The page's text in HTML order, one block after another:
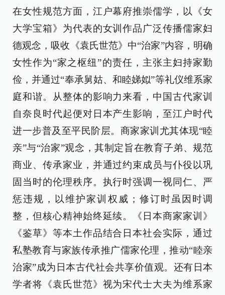
在女性规范方面，江户幕府推崇儒学，以《女
大学宝箱》为代表的女训作品广泛传播儒家妇
德观念，吸收《袁氏世范》中“治家”内容，明确
女性作为“家之枢纽”的责任，主张主妇持家勤
俭，并通过“奉承舅姑、和睦娣姒”等礼仪维系家
庭和谐。从整体的影响力来看，中国古代家训
自奈良时代起便对日本产生影响，至江户时代
进一步普及至平民阶层。商家家训尤其体现“睦
亲”与“治家”观念，其制定旨在教育子弟、规范
商业、传承家业，并通过约束成员与仆役以巩
固当时的伦理秩序。执行时强调一视同仁、严
惩违规，以维护家训权威；修订时虽因时调
整，但核心精神始终延续。《日本商家家训》
《鉴草》等本土作品结合日本社会实际，通过
私塾教育与家族传承推广儒家伦理，推动“睦亲
治家”成为日本古代社会共享价值观。还有日本
学者将《袁氏世范》视为宋代士大夫为维系家